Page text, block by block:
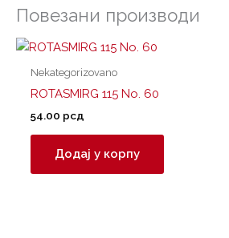
Повезани производи
Nekategorizovano
ROTASMIRG 115 No. 60
54.00 рсд
Додај у корпу